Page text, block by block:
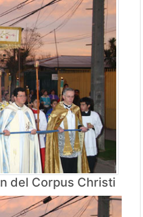
del Corpus Christi